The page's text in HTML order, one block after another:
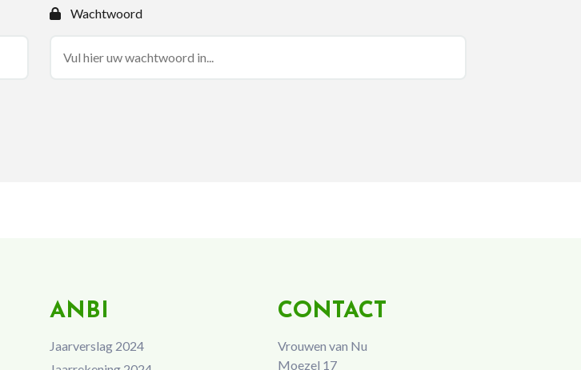
Wachtwoord
ANBI
Jaarverslag 2024
CONTACT
Vrouwen van Nu
Moezel 17